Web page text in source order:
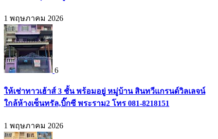
1 พฤษภาคม 2026
6
ให้เช่าทาวเฮ้าส์ 3 ชั้น พร้อมอยู่ หมู่บ้าน สินทวีแกรนด์วิลเลจน์
ใกล้ห้างเซ็นทรัล,บิ๊กซี พระราม2 โทร 081-8218151
1 พฤษภาคม 2026